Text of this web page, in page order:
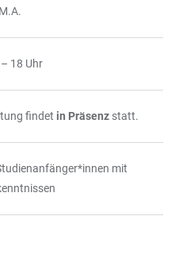
18 Uhr
findet in Präsenz statt.
mit